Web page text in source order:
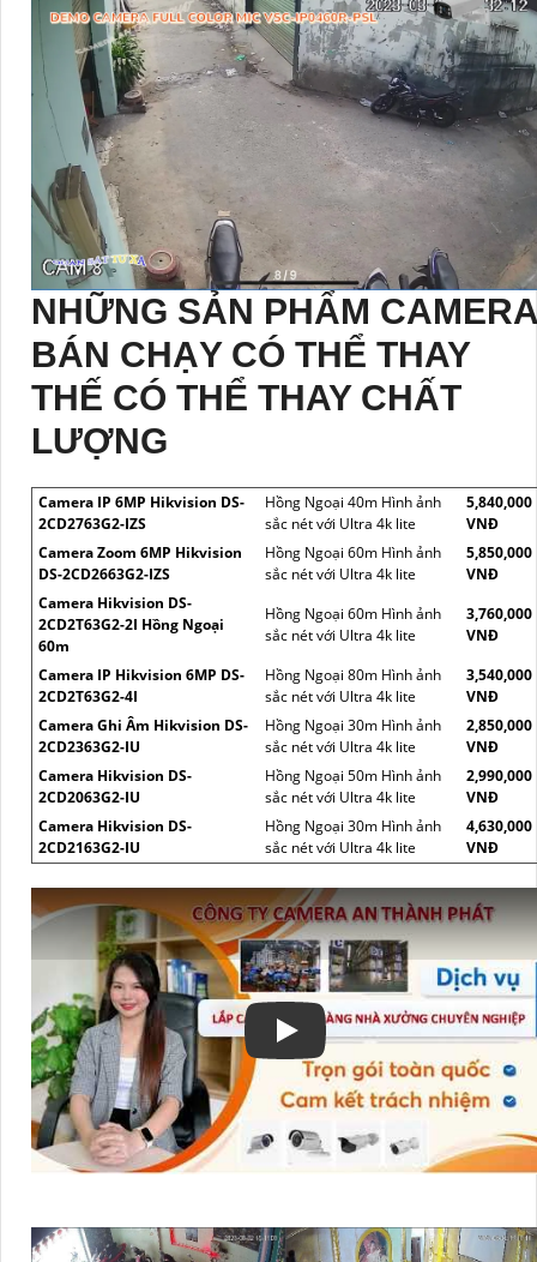
NHỮNG SẢN PHẨM CAMERA
BÁN CHẠY CÓ THỂ THAY
THẾ CÓ THỂ THAY CHẤT
LƯỢNG
Camera IP 6MP Hikvision DS-
2CD2763G2-IZS
Hồng Ngoại 40m Hình ảnh
sắc nét với Ultra 4k lite
5,840,000
VNĐ
Camera Zoom 6MP Hikvision
DS-2CD2663G2-IZS
Hồng Ngoại 60m Hình ảnh
sắc nét với Ultra 4k lite
5,850,000
VNĐ
Camera Hikvision DS-
2CD2T63G2-2I Hồng Ngoại
60m
Hồng Ngoại 60m Hình ảnh
sắc nét với Ultra 4k lite
3,760,000
VNĐ
Camera IP Hikvision 6MP DS-
2CD2T63G2-4I
Hồng Ngoại 80m Hình ảnh
sắc nét với Ultra 4k lite
3,540,000
VNĐ
Camera Ghi Âm Hikvision DS-
2CD2363G2-IU
Hồng Ngoại 30m Hình ảnh
sắc nét với Ultra 4k lite
2,850,000
VNĐ
Camera Hikvision DS-
2CD2063G2-IU
Hồng Ngoại 50m Hình ảnh
sắc nét với Ultra 4k lite
2,990,000
VNĐ
Camera Hikvision DS-
2CD2163G2-IU
Hồng Ngoại 30m Hình ảnh
sắc nét với Ultra 4k lite
4,630,000
VNĐ